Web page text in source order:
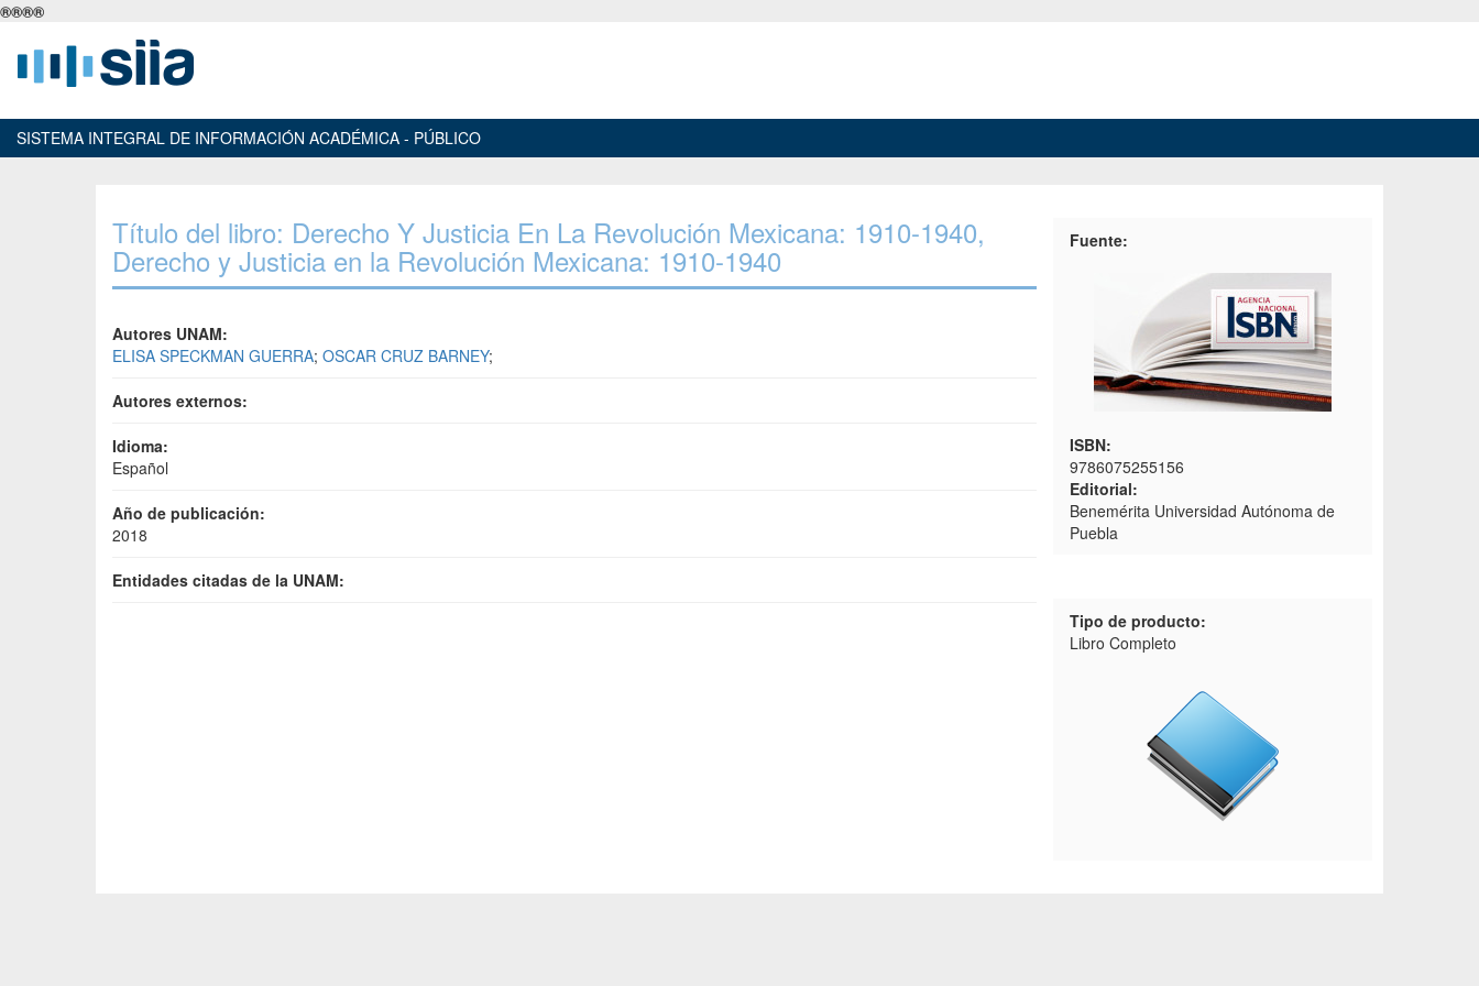
®®®®
SISTEMA INTEGRAL DE INFORMACIÓN ACADÉMICA - PÚBLICO
Título del libro: Derecho Y Justicia En La Revolución Mexicana: 1910-1940,
Derecho y Justicia en la Revolución Mexicana: 1910-1940
Autores UNAM:
ELISA SPECKMAN GUERRA; OSCAR CRUZ BARNEY;
Autores externos:
Idioma:
Español
Año de publicación:
2018
Entidades citadas de la UNAM:
Fuente:
ISBN:
9786075255156
Editorial:
Benemérita Universidad Autónoma de
Puebla
Tipo de producto:
Libro Completo